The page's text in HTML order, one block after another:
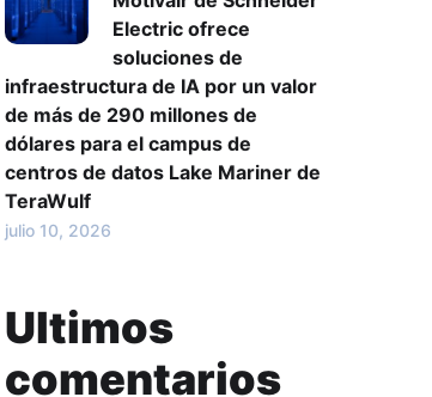
Electric ofrece
soluciones de
infraestructura de IA por un valor
de más de 290 millones de
dólares para el campus de
centros de datos Lake Mariner de
TeraWulf
julio 10, 2026
Ultimos
comentarios